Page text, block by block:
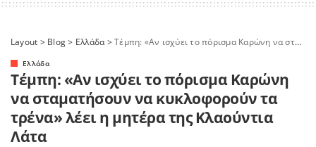
Layout > Blog> Ελλάδα>Τέμπη: «Αν ισχύει το πόρισμα Καρώνη να σταματήσουν να κυκλοφορούν τα τρένα» λέει η μητέρα της Κλαούντια Λάτα
Ελλάδα
Τέμπη: «Αν ισχύει το πόρισμα Καρώνη
να σταματήσουν να κυκλοφορούν τα
τρένα» λέει η μητέρα της Κλαούντια
Λάτα